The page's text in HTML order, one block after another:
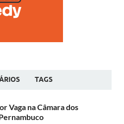
TAGS
Vaga na Câmara dos